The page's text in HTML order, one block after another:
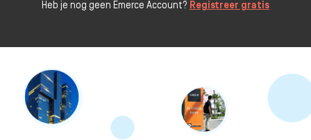
Heb je nog geen Emerce Account? Registreer gratis